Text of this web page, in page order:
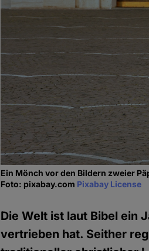
Ein Mönch vor den Bildern zweier
Foto: pixabay.com Pixabay License
Die Welt ist laut Bibel ein
vertrieben hat. Seither